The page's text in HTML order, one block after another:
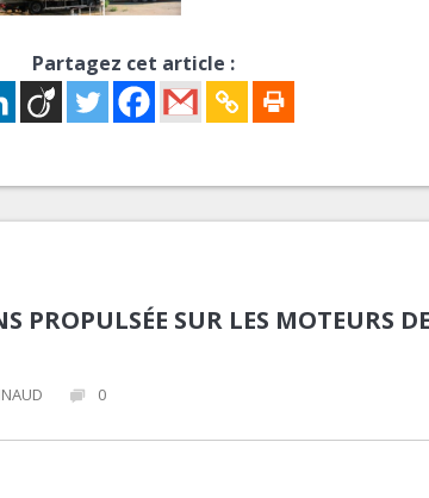
Partagez cet article :
PROPULSÉE SUR LES MOTEURS DE
0